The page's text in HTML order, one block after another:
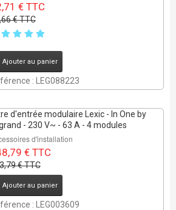
€ TTC
€ TTC
Ajouter au panier
: LEG088223
d'entrée modulaire Lexic - In One by
- 230 V~ - 63 A - 4 modules
d'installation
€ TTC
€ TTC
Ajouter au panier
: LEG003609